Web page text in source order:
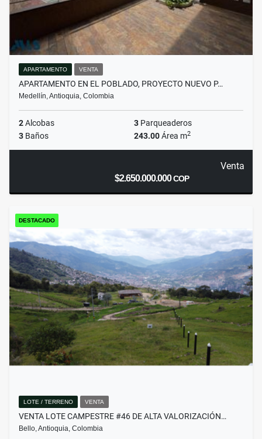
APARTAMENTO VENTA
APARTAMENTO EN EL POBLADO, PROYECTO NUEVO P…
Medellín, Antioquia, Colombia
2Alcobas 3 Parqueaderos
3 Baños 243.00Área m2
Venta
$2.650.000.000COP
DESTACADO
LOTE / TERRENO VENTA
VENTA LOTE CAMPESTRE #46 DE ALTA VALORIZACIÓN…
Bello, Antioquia, Colombia